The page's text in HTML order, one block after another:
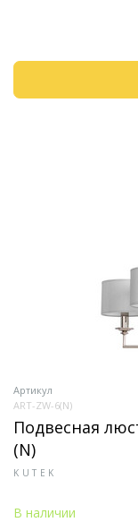
Артикул
ART-ZW-6(N)
Подвесная
(N)
KUTEK
В наличии